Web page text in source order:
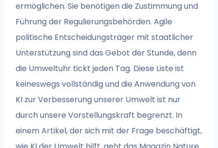
ermöglichen. Sie benötigen die Zustimmung und
Führung der Regulierungsbehörden. Agile
politische Entscheidungsträger mit staatlicher
Unterstützung sind das Gebot der Stunde, denn
die Umweltuhr tickt jeden Tag. Diese Liste ist
keineswegs vollständig und die Anwendung von
KI zur Verbesserung unserer Umwelt ist nur
durch unsere Vorstellungskraft begrenzt. In
einem Artikel, der sich mit der Frage beschäftigt,